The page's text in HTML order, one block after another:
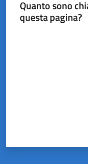
Quanto sono
questa pagina?